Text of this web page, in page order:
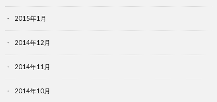
2015年1月
2014年12月
2014年11月
2014年10月